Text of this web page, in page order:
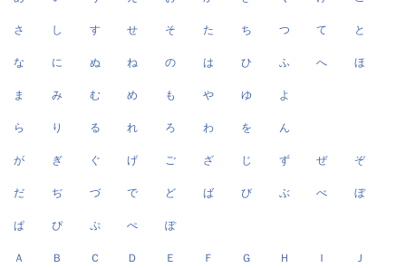
さ し す せ そ た ち つ て と
な に ぬ ね の は ひ ふ へ ほ
ま み む め も や ゆ よ
ら り る れ ろ わ を ん
が ぎ ぐ げ ご ざ じ ず ぜ ぞ
だ ぢ づ で ど ば び ぶ べ ぼ
ぱ ぴ ぷ ぺ ぽ
Ａ Ｂ Ｃ Ｄ Ｅ Ｆ Ｇ Ｈ Ｉ Ｊ